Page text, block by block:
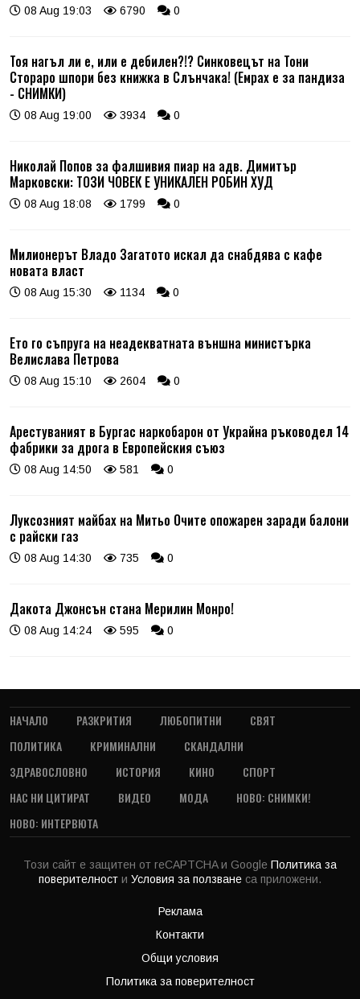
08 Aug 19:03 6790 0
Тоя нагъл ли е, или е дебилен?!? Синковецът на Тони
Стораро шпори без книжка в Слънчака! (Емрах е за пандиза
- СНИМКИ)
08 Aug 19:00 3934 0
Николай Попов за фалшивия пиар на адв. Димитър
Марковски: ТОЗИ ЧОВЕК Е УНИКАЛЕН РОБИН ХУД
08 Aug 18:08 1799 0
Милионерът Владо Загатото искал да снабдява с кафе
новата власт
08 Aug 15:30 1134 0
Ето го съпруга на неадекватната външна министърка
Велислава Петрова
08 Aug 15:10 2604 0
Арестуваният в Бургас наркобарон от Украйна ръководел 14
фабрики за дрога в Европейския съюз
08 Aug 14:50 581 0
Луксозният майбах на Митьо Очите опожарен заради балони
с райски газ
08 Aug 14:30 735 0
Дакота Джонсън стана Мерилин Монро!
08 Aug 14:24 595 0
НАЧАЛО РАЗКРИТИЯ ЛЮБОПИТНИ
СВЯТ
ПОЛИТИКА
КРИМИНАЛНИ
СКАНДАЛНИ
ЗДРАВОСЛОВНО
ИСТОРИЯ КИНО
СПОРТ
НАС НИ ЦИТИРАТ
ВИДЕО МОДА
НОВО: СНИМКИ!
НОВО: ИНТЕРВЮТА
Този сайт е защитен от reCAPTCHA и Google Политика за
поверителност и Условия за ползване са приложени.
Реклама
Контакти
Общи условия
Политика за поверителност